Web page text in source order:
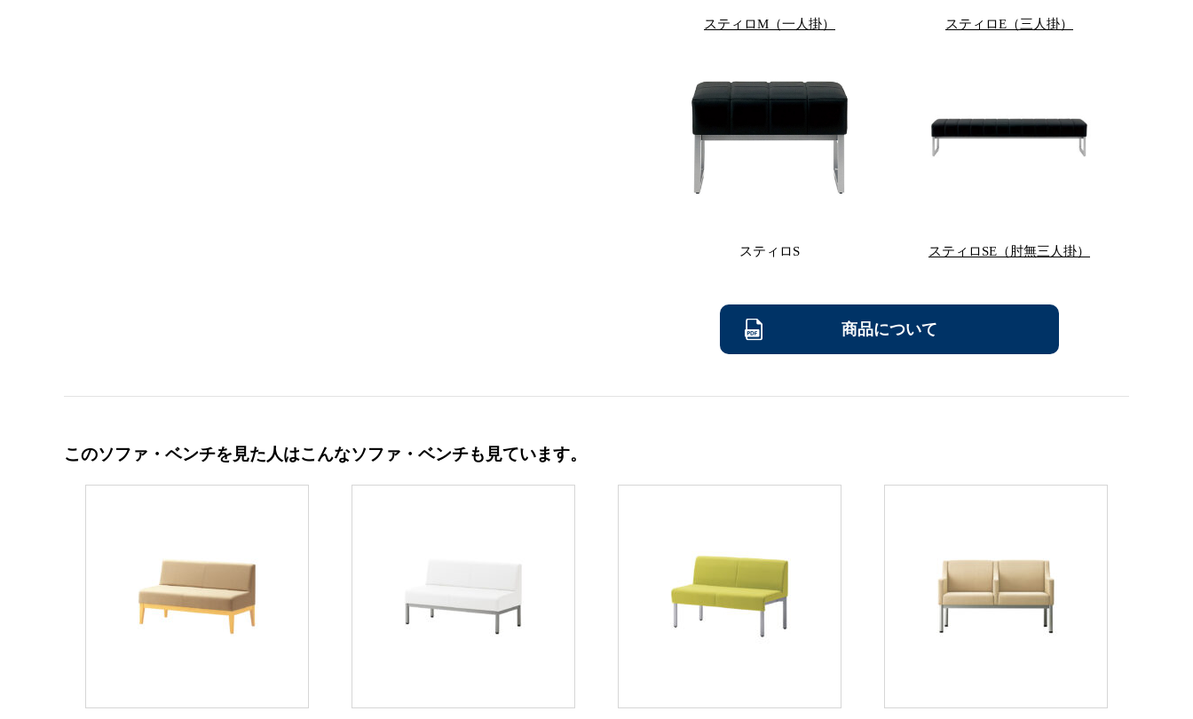
スティロM（一人掛） スティロE（三人掛）
スティロS スティロSE（肘無三人掛）
商品について
このソファ・ベンチを見た人はこんなソファ・ベンチも見ています。